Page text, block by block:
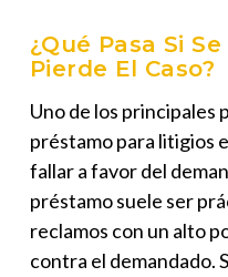
¿Qué Pasa Si
Pierde El Caso?
Uno de los principales
préstamo para litigios
fallar a favor del
préstamo suele ser
reclamos con un alto
contra el demandado.